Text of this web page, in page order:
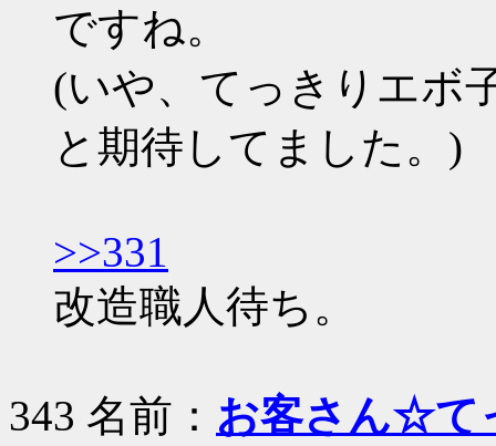
ですね。
(いや、てっきりエボ
と期待してました。)
>>331
改造職人待ち。
343 名前： お客さん☆て